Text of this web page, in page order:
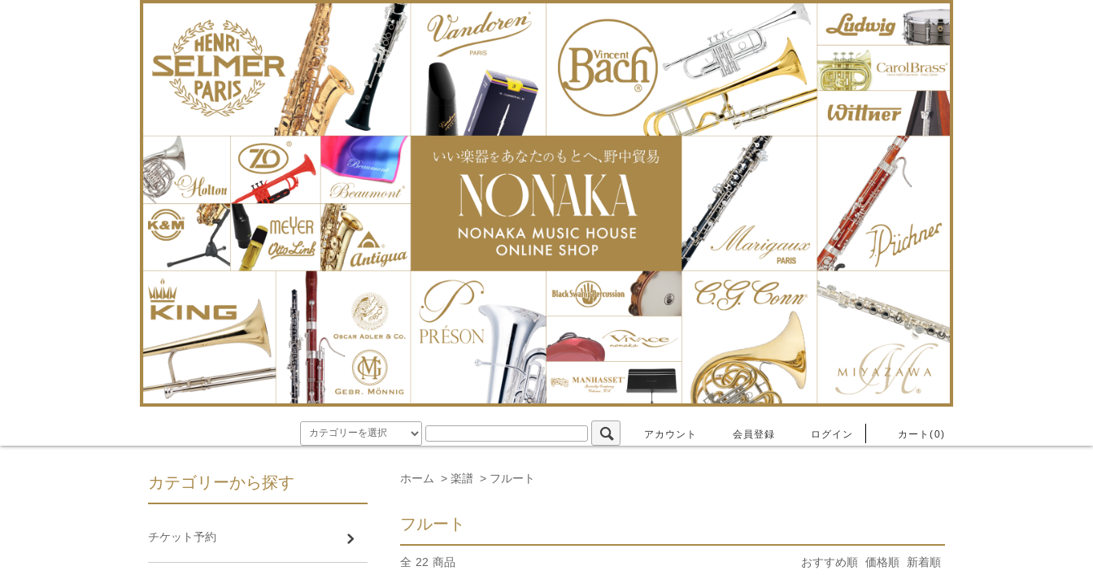
アカウント 会員登録 ログイン カート(0)
ホーム > 楽譜 > フルート
フルート
全 22 商品 おすすめ順 価格順 新着順
カテゴリーから探す
チケット予約